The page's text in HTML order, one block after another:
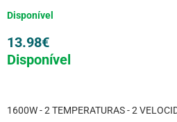
Disponível
13.98€
Disponível
1600W - 2 TEMPERATURAS - 2